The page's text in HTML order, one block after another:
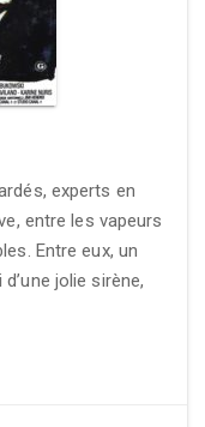
experts en
entre les vapeurs
Entre eux, un
jolie sirène,